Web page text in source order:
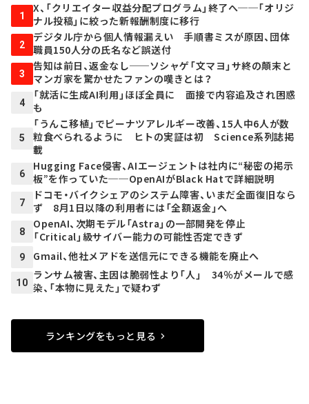
1
X、「クリエイター収益分配プログラム」終了へ──「オリジ
ナル投稿」に絞った新報酬制度に移行
2
デジタル庁から個人情報漏えい 手順書ミスが原因、団体
職員150人分の氏名など誤送付
3
告知は前日、返金なし──ソシャゲ「文マヨ」サ終の顛末と
マンガ家を驚かせたファンの嘆きとは？
4
「就活に生成AI利用」ほぼ全員に 面接で内容追及され困惑
も
5
「うんこ移植」でピーナツアレルギー改善、15人中6人が数
粒食べられるように ヒトの実証は初 Science系列誌掲
載
6
Hugging Face侵害、AIエージェントは社内に“秘密の掲示
板”を作っていた──OpenAIがBlack Hatで詳細説明
7
ドコモ・バイクシェアのシステム障害、いまだ全面復旧なら
ず 8月1日以降の利用者には「全額返金」へ
8
OpenAI、次期モデル「Astra」の一部開発を停止
「Critical」級サイバー能力の可能性否定できず
9 Gmail、他社メアドを送信元にできる機能を廃止へ
10
ランサム被害、主因は脆弱性より「人」 34％がメールで感
染、「本物に見えた」で疑わず
ランキングをもっと見る